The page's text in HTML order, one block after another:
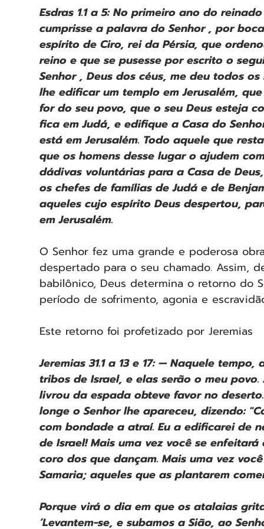
Esdras 1.1 a 5: No primeiro ano do
cumprisse a palavra do Senhor , por
espírito de Ciro, rei da Pérsia, que
reino e que se pusesse por escrito o
Senhor , Deus dos céus, me deu todos
lhe edificar um templo em Jerusalém,
for do seu povo, que o seu Deus esteja
fica em Judá, e edifique a Casa do
está em Jerusalém. Todo aquele que
que os homens desse lugar o ajudem
dádivas voluntárias para a Casa de
os chefes de famílias de Judá e de
aqueles cujo espírito Deus despertou,
em Jerusalém.
O Senhor fez uma grande e poderosa
despertado para o seu chamado. Assim,
babilônico, Deus determina o retorno do
período de sofrimento, agonia e
Este retorno foi profetizado por Jeremias
Jeremias 31.1 a 13 e 17: — Naquele
tribos de Israel, e elas serão o meu
livrou da espada obteve favor no
longe o Senhor lhe apareceu, dizendo:
com bondade a atraí. Eu a edificarei de
de Israel! Mais uma vez você se
coro dos que dançam. Mais uma vez
Samaria; aqueles que as plantarem
Porque virá o dia em que os atalaias
‘Levantem-se, e subamos a Sião, ao